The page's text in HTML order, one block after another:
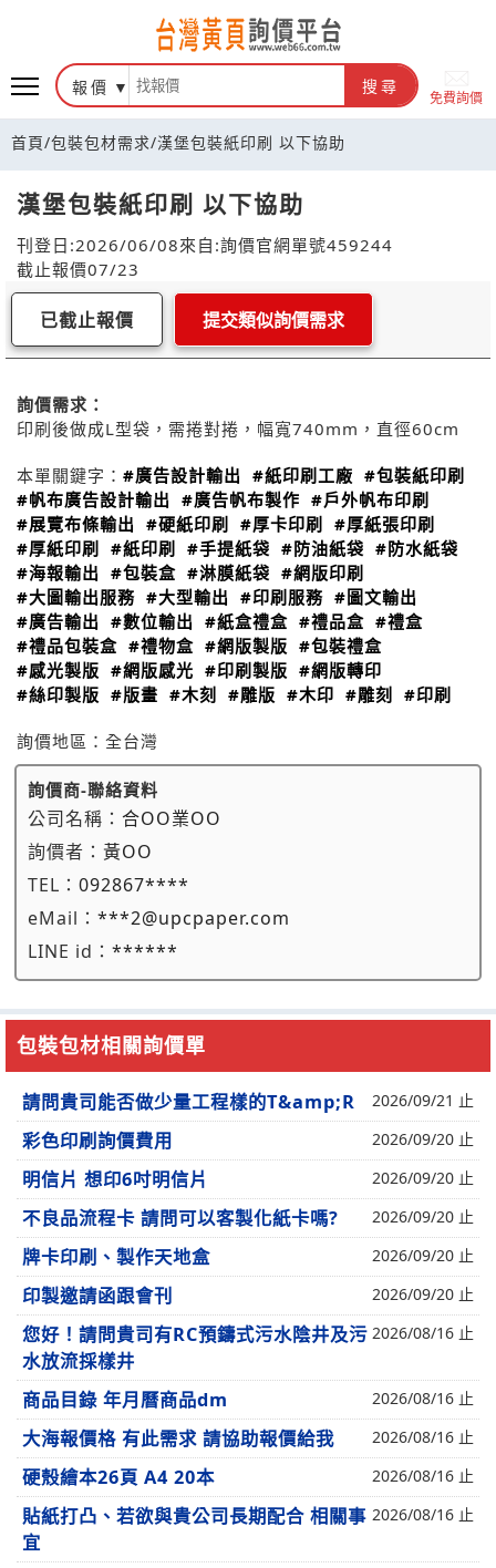
報價 搜尋
免費詢價
首頁/包裝包材需求/漢堡包裝紙印刷 以下協助
漢堡包裝紙印刷 以下協助
刊登日:2026/06/08來自:詢價官網單號459244
截止報價07/23
已截止報價 提交類似詢價需求
詢價需求：
印刷後做成L型袋，需捲對捲，幅寬740mm，直徑60cm
本單關鍵字： #廣告設計輸出 #紙印刷工廠 #包裝紙印刷
#帆布廣告設計輸出 #廣告帆布製作 #戶外帆布印刷
#展覽布條輸出 #硬紙印刷 #厚卡印刷
#厚紙張印刷
#厚紙印刷
#紙印刷 #手提紙袋 #防油紙袋 #防水紙袋
#海報輸出 #包裝盒 #淋膜紙袋 #網版印刷
#大圖輸出服務 #大型輸出 #印刷服務 #圖文輸出
#廣告輸出 #數位輸出 #紙盒禮盒 #禮品盒 #禮盒
#禮品包裝盒 #禮物盒 #網版製版 #包裝禮盒
#感光製版 #網版感光 #印刷製版 #網版轉印
#絲印製版 #版畫 #木刻 #雕版 #木印 #雕刻 #印刷
詢價地區： 全台灣
詢價商-聯絡資料
公司名稱： 合OO業OO
詢價者： 黃OO
TEL： 092867****
eMail： ***2@upcpaper.com
LINE id： ******
包裝包材相關詢價單
請問貴司能否做少量工程樣的T&amp;R 2026/09/21 止
彩色印刷詢價費用 2026/09/20 止
明信片 想印6吋明信片 2026/09/20 止
不良品流程卡 請問可以客製化紙卡嗎? 2026/09/20 止
牌卡印刷、製作天地盒 2026/09/20 止
印製邀請函跟會刊 2026/09/20 止
您好！請問貴司有RC預鑄式污水陰井及污
水放流採樣井
2026/08/16 止
商品目錄 年月曆商品dm 2026/08/16 止
大海報價格 有此需求 請協助報價給我 2026/08/16 止
硬殼繪本26頁 A4 20本 2026/08/16 止
貼紙打凸、若欲與貴公司長期配合 相關事
宜
2026/08/16 止